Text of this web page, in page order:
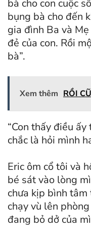
bà cho con cuộc
bụng bà cho đến
gia đình Ba và
đẻ của con. Rồi
bà”.
Xem thêm RỒI
“Con thấy điều ấy
chắc là hỏi mình
Eric ôm cổ tôi và
bé sát vào lòng
chưa kịp bình
chạy vù lên
đang bỏ dở của